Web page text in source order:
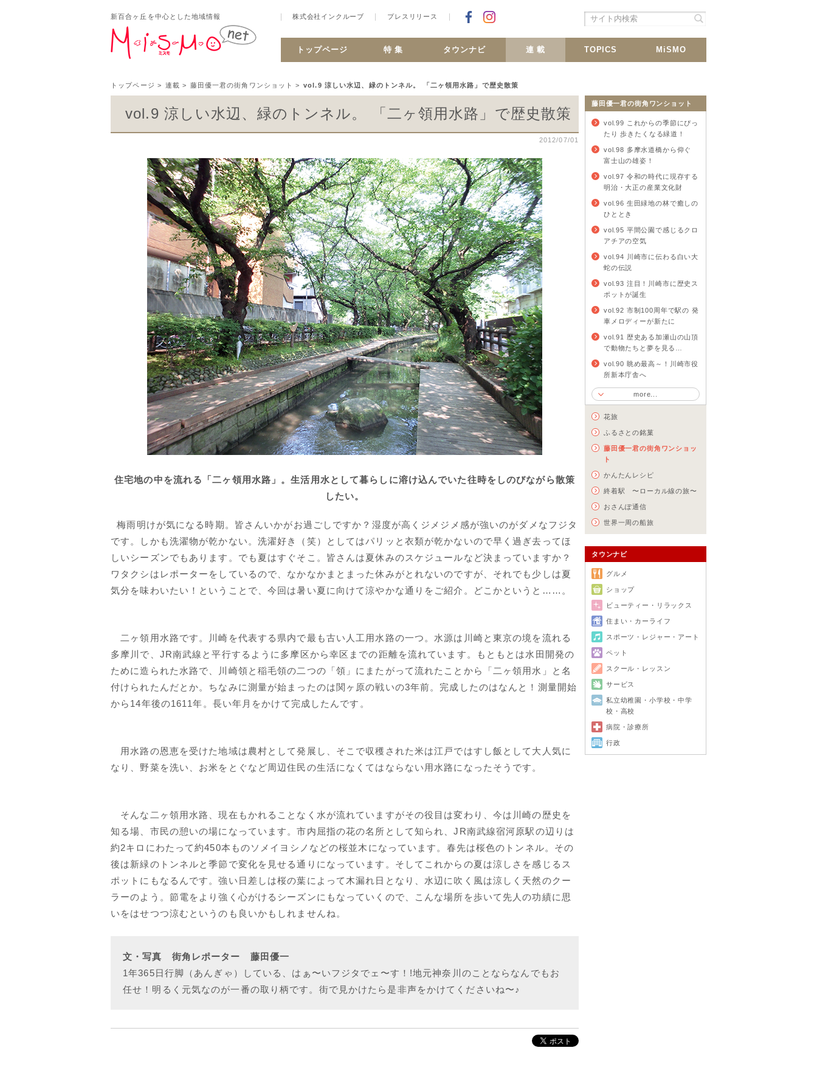
新百合ヶ丘を中心とした地域情報 株式会社インクルーブ プレスリリース Facebookでシェア
トップページ 特 集 タウンナビ 連 載 TOPICS MiSMO
トップページ > 連載 > 藤田優一君の街角ワンショット > vol.9 涼しい水辺、緑のトンネル。 「二ヶ領用水路」で歴史散策
藤田優一君の街角ワンショット
vol.99 これからの季節にぴっ
たり 歩きたくなる緑道！
vol.98 多摩水道橋から仰ぐ
富士山の雄姿！
vol.97 令和の時代に現存する
明治・大正の産業文化財
vol.96 生田緑地の林で癒しの
ひととき
vol.95 平間公園で感じるクロ
アチアの空気
vol.94 川崎市に伝わる白い大
蛇の伝説
vol.93 注目！川崎市に歴史ス
ポットが誕生
vol.92 市制100周年で駅の 発
車メロディーが新たに
vol.91 歴史ある加瀬山の山頂
で動物たちと夢を見る…
vol.90 眺め最高～！川崎市役
所新本庁舎へ
more...
花旅
ふるさとの銘菓
藤田優一君の街角ワンショッ
ト
かんたんレシピ
終着駅 〜ローカル線の旅〜
おさんぽ通信
世界一周の船旅
タウンナビ
グルメ
ショップ
ビューティー・リラックス
住まい・カーライフ
スポーツ・レジャー・アート
ペット
スクール・レッスン
サービス
私立幼稚園・小学校・中学
校・高校
病院・診療所
行政
vol.9 涼しい水辺、緑のトンネル。 「二ヶ領用水路」で歴史散策
2012/07/01
住宅地の中を流れる「二ヶ領用水路」。生活用水として暮らしに溶け込んでいた往時をしのびながら散策
したい。
梅雨明けが気になる時期。皆さんいかがお過ごしですか？湿度が高くジメジメ感が強いのがダメなフジタ
です。しかも洗濯物が乾かない。洗濯好き（笑）としてはパリッと衣類が乾かないので早く過ぎ去ってほ
しいシーズンでもあります。でも夏はすぐそこ。皆さんは夏休みのスケジュールなど決まっていますか？
ワタクシはレポーターをしているので、なかなかまとまった休みがとれないのですが、それでも少しは夏
気分を味わいたい！ということで、今回は暑い夏に向けて涼やかな通りをご紹介。どこかというと……。
二ヶ領用水路です。川崎を代表する県内で最も古い人工用水路の一つ。水源は川崎と東京の境を流れる
多摩川で、JR南武線と平行するように多摩区から幸区までの距離を流れています。もともとは水田開発の
ために造られた水路で、川崎領と稲毛領の二つの「領」にまたがって流れたことから「二ヶ領用水」と名
付けられたんだとか。ちなみに測量が始まったのは関ヶ原の戦いの3年前。完成したのはなんと！測量開始
から14年後の1611年。長い年月をかけて完成したんです。
用水路の恩恵を受けた地域は農村として発展し、そこで収穫された米は江戸ではすし飯として大人気に
なり、野菜を洗い、お米をとぐなど周辺住民の生活になくてはならない用水路になったそうです。
そんな二ヶ領用水路、現在もかれることなく水が流れていますがその役目は変わり、今は川崎の歴史を
知る場、市民の憩いの場になっています。市内屈指の花の名所として知られ、JR南武線宿河原駅の辺りは
約2キロにわたって約450本ものソメイヨシノなどの桜並木になっています。春先は桜色のトンネル。その
後は新緑のトンネルと季節で変化を見せる通りになっています。そしてこれからの夏は涼しさを感じるス
ポットにもなるんです。強い日差しは桜の葉によって木漏れ日となり、水辺に吹く風は涼しく天然のクー
ラーのよう。節電をより強く心がけるシーズンにもなっていくので、こんな場所を歩いて先人の功績に思
いをはせつつ涼むというのも良いかもしれませんね。
文・写真 街角レポーター 藤田優一
1年365日行脚（あんぎゃ）している、はぁ〜いフジタでェ〜す！!地元神奈川のことならなんでもお
任せ！明るく元気なのが一番の取り柄です。街で見かけたら是非声をかけてくださいね〜♪